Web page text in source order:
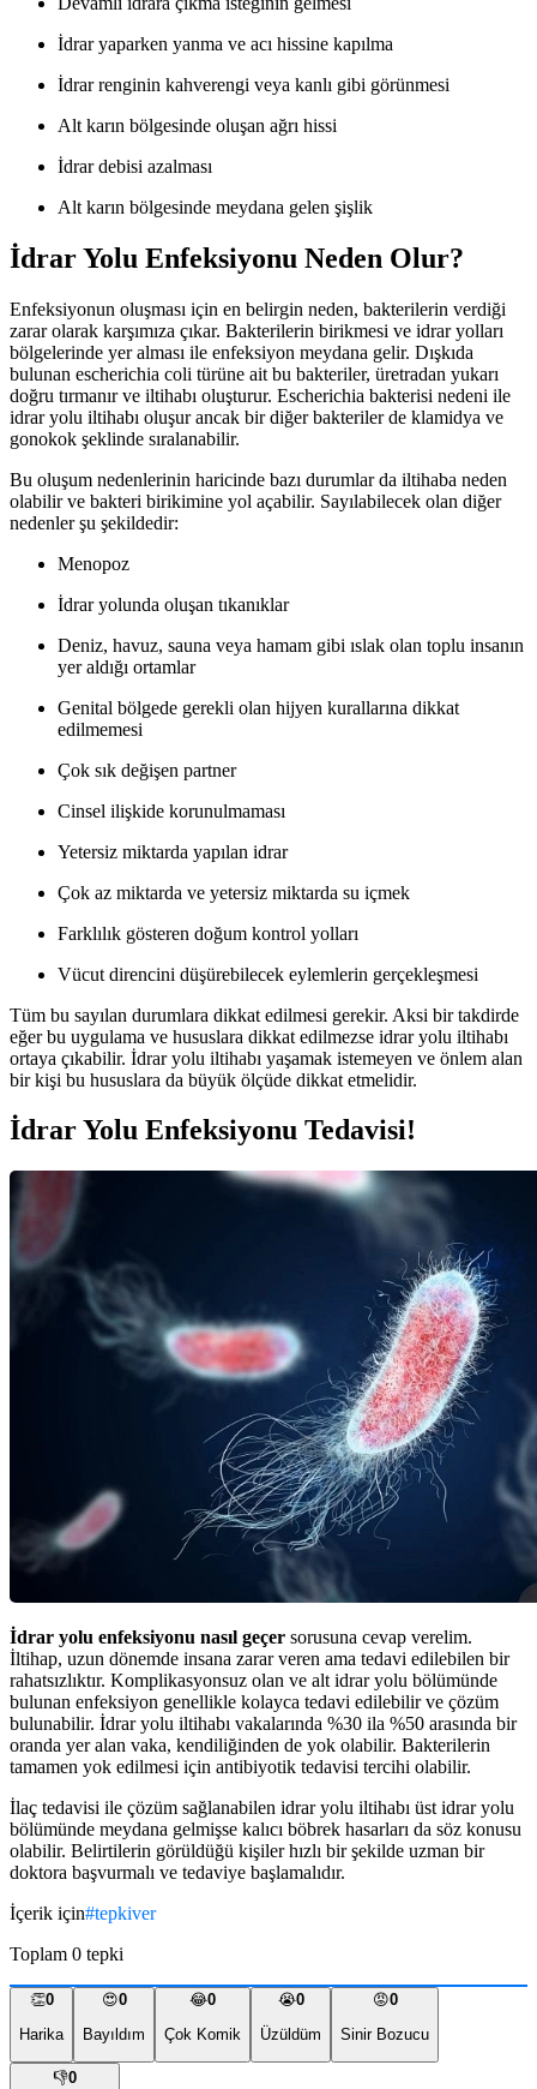
İdrar yaparken yanma ve acı hissine kapılma
İdrar renginin kahverengi veya kanlı gibi görünmesi
Alt karın bölgesinde oluşan ağrı hissi
İdrar debisi azalması
Alt karın bölgesinde meydana gelen şişlik
İdrar Yolu Enfeksiyonu Neden Olur?
Enfeksiyonun oluşması için en belirgin neden, bakterilerin verdiği
zarar olarak karşımıza çıkar. Bakterilerin birikmesi ve idrar yolları
bölgelerinde yer alması ile enfeksiyon meydana gelir. Dışkıda
bulunan escherichia coli türüne ait bu bakteriler, üretradan yukarı
doğru tırmanır ve iltihabı oluşturur. Escherichia bakterisi nedeni ile
idrar yolu iltihabı oluşur ancak bir diğer bakteriler de klamidya ve
gonokok şeklinde sıralanabilir.
Bu oluşum nedenlerinin haricinde bazı durumlar da iltihaba neden
olabilir ve bakteri birikimine yol açabilir. Sayılabilecek olan diğer
nedenler şu şekildedir:
Menopoz
İdrar yolunda oluşan tıkanıklar
Deniz, havuz, sauna veya hamam gibi ıslak olan toplu insanın
yer aldığı ortamlar
Genital bölgede gerekli olan hijyen kurallarına dikkat
edilmemesi
Çok sık değişen partner
Cinsel ilişkide korunulmaması
Yetersiz miktarda yapılan idrar
Çok az miktarda ve yetersiz miktarda su içmek
Farklılık gösteren doğum kontrol yolları
Vücut direncini düşürebilecek eylemlerin gerçekleşmesi
Tüm bu sayılan durumlara dikkat edilmesi gerekir. Aksi bir takdirde
eğer bu uygulama ve hususlara dikkat edilmezse idrar yolu iltihabı
ortaya çıkabilir. İdrar yolu iltihabı yaşamak istemeyen ve önlem alan
bir kişi bu hususlara da büyük ölçüde dikkat etmelidir.
İdrar Yolu Enfeksiyonu Tedavisi!
İdrar yolu enfeksiyonu nasıl geçer sorusuna cevap verelim.
İltihap, uzun dönemde insana zarar veren ama tedavi edilebilen bir
rahatsızlıktır. Komplikasyonsuz olan ve alt idrar yolu bölümünde
bulunan enfeksiyon genellikle kolayca tedavi edilebilir ve çözüm
bulunabilir. İdrar yolu iltihabı vakalarında %30 ila %50 arasında bir
oranda yer alan vaka, kendiliğinden de yok olabilir. Bakterilerin
tamamen yok edilmesi için antibiyotik tedavisi tercihi olabilir.
İlaç tedavisi ile çözüm sağlanabilen idrar yolu iltihabı üst idrar yolu
bölümünde meydana gelmişse kalıcı böbrek hasarları da söz konusu
olabilir. Belirtilerin görüldüğü kişiler hızlı bir şekilde uzman bir
doktora başvurmalı ve tedaviye başlamalıdır.
İçerik için#tepkiver
Toplam 0 tepki
👏0
Harika
😍0
Bayıldım
😂0
Çok Komik
😭0
Üzüldüm
😡0
Sinir Bozucu
👎0